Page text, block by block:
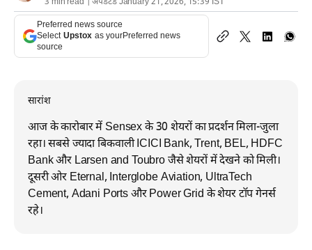
Preferred news source
Select Upstox as yourPreferred news
source
सारांश
आज के कारोबार में Sensex के 30 शेयरों का प्रदर्शन मिला-जुला
रहा। सबसे ज्यादा बिकवाली ICICI Bank, Trent, BEL, HDFC
Bank और Larsen and Toubro जैसे शेयरों में देखने को मिली।
दूसरी ओर Eternal, Interglobe Aviation, UltraTech
Cement, Adani Ports और Power Grid के शेयर टॉप गेनर्स
रहे।